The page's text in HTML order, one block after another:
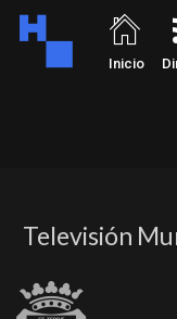
Inicio
Televisión